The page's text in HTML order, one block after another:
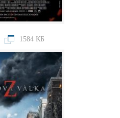
1584 КБ